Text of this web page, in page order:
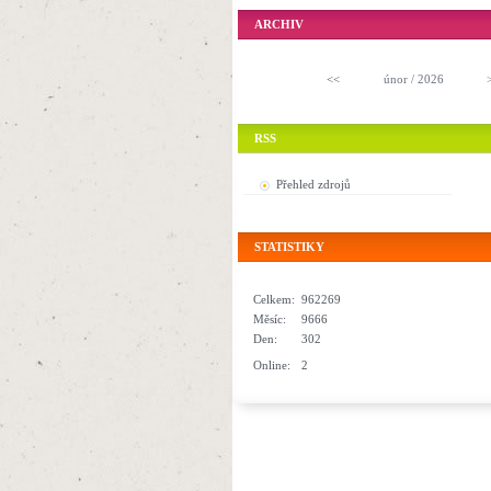
ARCHIV
<< únor / 2026
RSS
Přehled zdrojů
STATISTIKY
Online: 2
Celkem: 962269
Měsíc:
9666
Den:
302